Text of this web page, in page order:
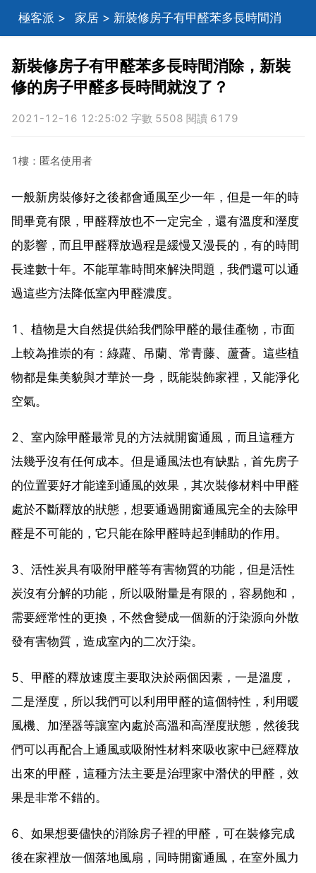
極客派 > 家居 > 新裝修房子有甲醛苯多長時間消
除，新裝修的房子甲醛多長時間就沒了？
新裝修房子有甲醛苯多長時間消除，新裝
修的房子甲醛多長時間就沒了？
2021-12-16 12:25:02 字數 5508 閱讀 6179
1樓：匿名使用者
一般新房裝修好之後都會通風至少一年，但是一年的時
間畢竟有限，甲醛釋放也不一定完全，還有溫度和溼度
的影響，而且甲醛釋放過程是緩慢又漫長的，有的時間
長達數十年。不能單靠時間來解決問題，我們還可以通
過這些方法降低室內甲醛濃度。
1、植物是大自然提供給我們除甲醛的最佳產物，市面
上較為推崇的有：綠蘿、吊蘭、常青藤、蘆薈。這些植
物都是集美貌與才華於一身，既能裝飾家裡，又能淨化
空氣。
2、室內除甲醛最常見的方法就開窗通風，而且這種方
法幾乎沒有任何成本。但是通風法也有缺點，首先房子
的位置要好才能達到通風的效果，其次裝修材料中甲醛
處於不斷釋放的狀態，想要通過開窗通風完全的去除甲
醛是不可能的，它只能在除甲醛時起到輔助的作用。
3、活性炭具有吸附甲醛等有害物質的功能，但是活性
炭沒有分解的功能，所以吸附量是有限的，容易飽和，
需要經常性的更換，不然會變成一個新的汙染源向外散
發有害物質，造成室內的二次汙染。
5、甲醛的釋放速度主要取決於兩個因素，一是溫度，
二是溼度，所以我們可以利用甲醛的這個特性，利用暖
風機、加溼器等讓室內處於高溫和高溼度狀態，然後我
們可以再配合上通風或吸附性材料來吸收家中已經釋放
出來的甲醛，這種方法主要是治理家中潛伏的甲醛，效
果是非常不錯的。
6、如果想要儘快的消除房子裡的甲醛，可在裝修完成
後在家裡放一個落地風扇，同時開窗通風，在室外風力